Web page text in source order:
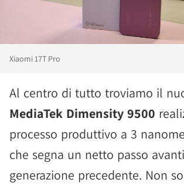
Xiaomi 17T Pro
Al centro di tutto troviamo il
MediaTek Dimensity 9500
processo produttivo a 3
che segna un netto passo
generazione precedente. Non